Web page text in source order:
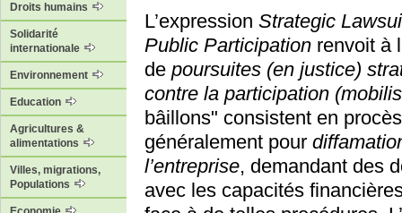
Droits humains
Solidarité
internationale
Environnement
Education
Agricultures &
alimentations
Villes, migrations,
Populations
L’expression Strategic
Public Participation renvoit à
de poursuites (en justice)
contre la participation
bâillons" consistent en
généralement pour
l’entreprise, demandant des
avec les capacités